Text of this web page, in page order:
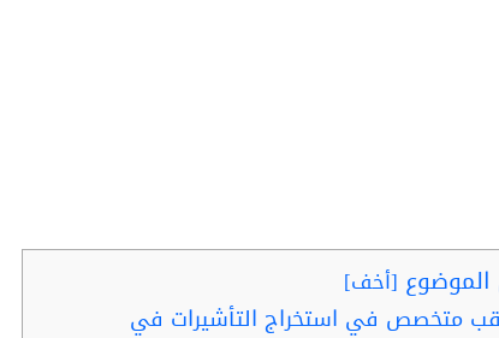
[أخف]
متخصص في استخراج التأشيرات في